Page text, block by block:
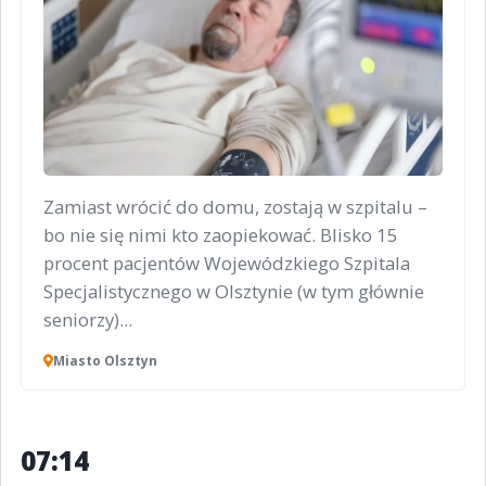
Zamiast wrócić do domu, zostają w szpitalu –
bo nie się nimi kto zaopiekować. Blisko 15
procent pacjentów Wojewódzkiego Szpitala
Specjalistycznego w Olsztynie (w tym głównie
seniorzy)...
Miasto Olsztyn
07:14